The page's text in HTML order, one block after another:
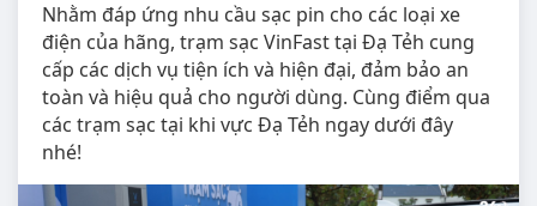
Nhằm đáp ứng nhu cầu sạc pin cho các loại xe
điện của hãng, trạm sạc VinFast tại Đạ Tẻh cung
cấp các dịch vụ tiện ích và hiện đại, đảm bảo an
toàn và hiệu quả cho người dùng. Cùng điểm qua
các trạm sạc tại khi vực Đạ Tẻh ngay dưới đây
nhé!